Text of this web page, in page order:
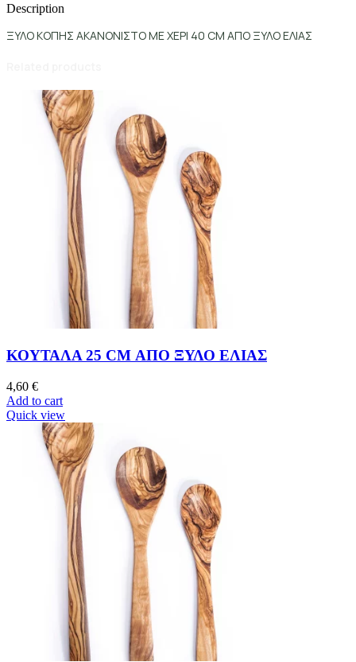
Description
ΞΥΛΟ ΚΟΠΗΣ ΑΚΑΝΟΝΙΣΤΟ ΜΕ ΧΕΡΙ 40 CM ΑΠΟ ΞΥΛΟ ΕΛΙΑΣ
ΚΟΥΤΑΛΑ 25 CM ΑΠΟ ΞΥΛΟ ΕΛΙΑΣ
4,60 €
Add to cart
Quick view